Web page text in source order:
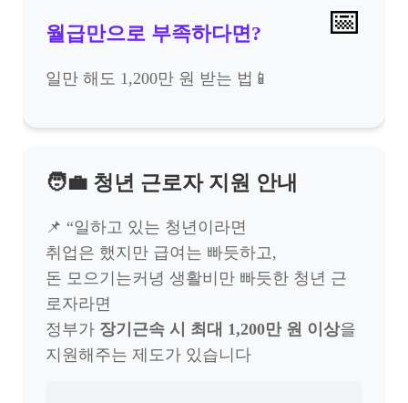
월급만으로 부족하다면?
일만 해도 1,200만 원 받는 법📱
📅
🧑‍💼 청년 근로자 지원 안내
📌 “일하고 있는 청년이라면
취업은 했지만 급여는 빠듯하고,
돈 모으기는커녕 생활비만 빠듯한 청년 근
로자라면
정부가 장기근속 시 최대 1,200만 원 이상을
지원해주는 제도가 있습니다